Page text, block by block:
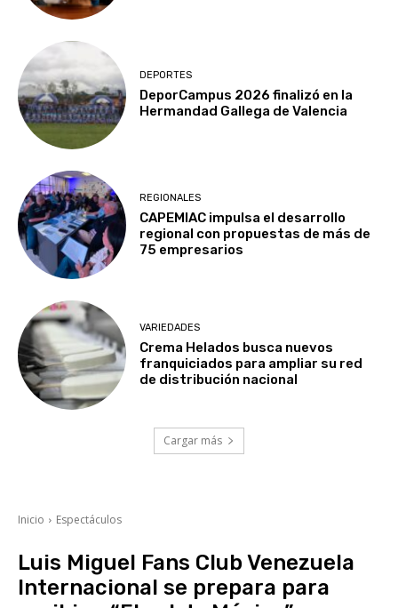
DEPORTES
DeporCampus 2026 finalizó en la
Hermandad Gallega de Valencia
REGIONALES
CAPEMIAC impulsa el desarrollo
regional con propuestas de más de
75 empresarios
VARIEDADES
Crema Helados busca nuevos
franquiciados para ampliar su red
de distribución nacional
Cargar más